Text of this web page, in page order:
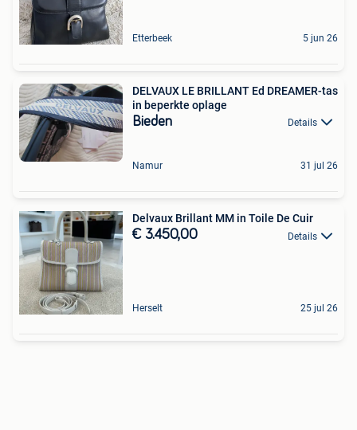
Etterbeek 5 jun 26
DELVAUX LE BRILLANT Ed DREAMER-tas
in beperkte oplage
Bieden Details
Namur 31 jul 26
Delvaux Brillant MM in Toile De Cuir
€ 3.450,00 Details
Herselt 25 jul 26